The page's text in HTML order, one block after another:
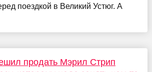
поездкой в Великий Устюг. А
продать Мэрил Стрип